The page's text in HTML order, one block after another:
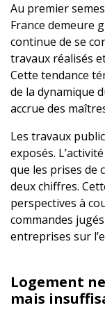
Au premier
France demeure
continue de se
travaux réalisés
Cette tendance
de la dynamique
accrue des
Les travaux
exposés.
que les prises de
deux chiffres.
perspectives à
commandes
entreprises sur
Logement
mais